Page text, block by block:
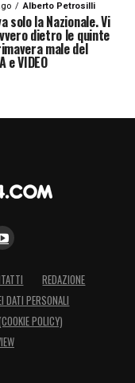
Alberto Petrosilli
solo la Nazionale. Vi
dietro le quinte
male del
e VIDEO
REDAZIONE
DATI PERSONALI
POLICY)